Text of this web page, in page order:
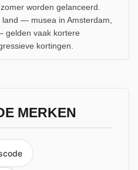
worden gelanceerd.
— musea in Amsterdam,
gelden vaak kortere
kortingen.
MERKEN